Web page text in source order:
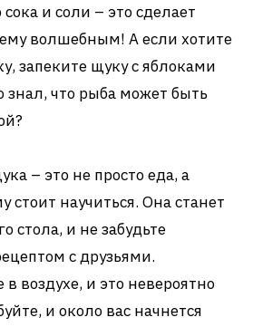
и соли – это сделает
волшебным! А если хотите
запеките щуку с яблоками
что рыба может быть
– это не просто еда, а
стоит научиться. Она станет
стола, и не забудьте
с друзьями.
воздухе, и это невероятно
и около вас начнется